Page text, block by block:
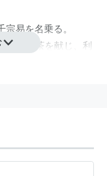
易を名乗る。
天皇に茶を献じ、利
仏と共に殺す 堤
ぞ天に抛」